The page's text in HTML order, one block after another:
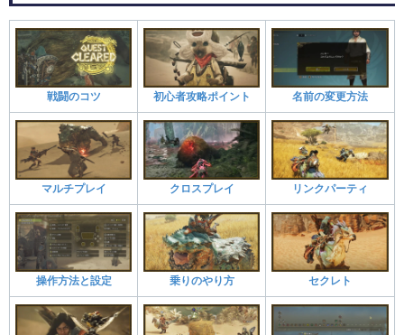
戦闘のコツ 初心者攻略ポイント 名前の変更方法
マルチプレイ クロスプレイ リンクパーティ
操作方法と設定 乗りのやり方 セクレト